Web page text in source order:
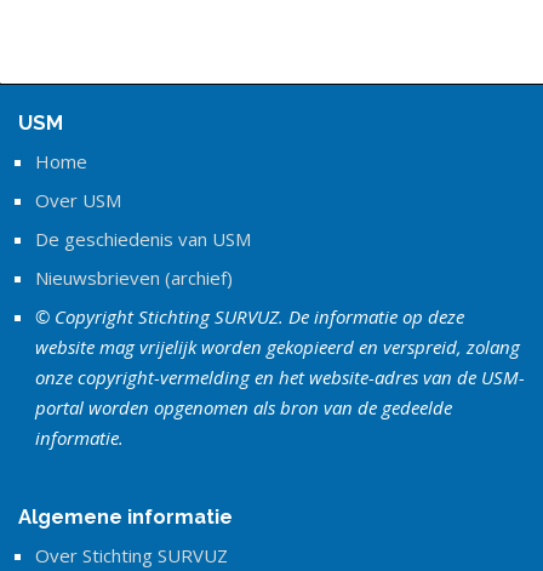
USM
Home
Over USM
De geschiedenis van USM
Nieuwsbrieven (archief)
© Copyright Stichting SURVUZ. De informatie op deze
website mag vrijelijk worden gekopieerd en verspreid, zolang
onze copyright-vermelding en het website-adres van de USM-
portal worden opgenomen als bron van de gedeelde
informatie.
Algemene informatie
Over Stichting SURVUZ